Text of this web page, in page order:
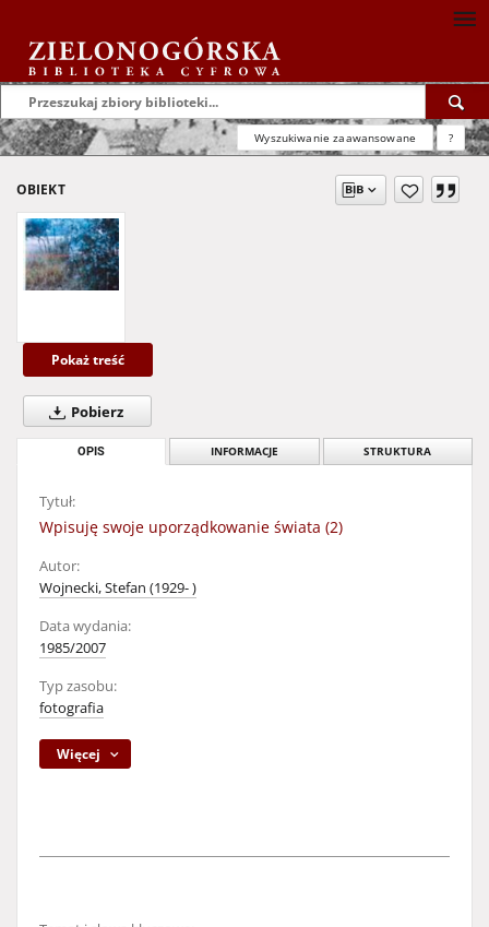
Wyszukiwanie zaawansowane ?
OBIEKT
Pokaż treść
Pobierz
OPIS INFORMACJE STRUKTURA
Tytuł:
Wpisuję swoje uporządkowanie świata (2)
Autor:
Wojnecki, Stefan (1929- )
Data wydania:
1985/2007
Typ zasobu:
fotografia
Więcej